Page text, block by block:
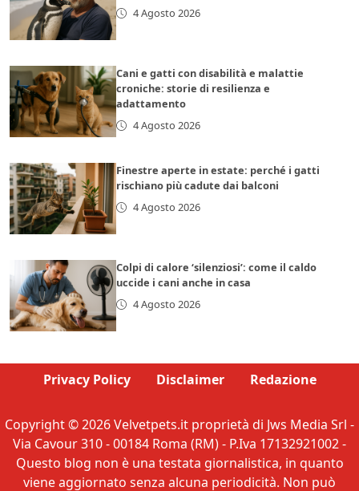
4 Agosto 2026
Cani e gatti con disabilità e malattie
croniche: storie di resilienza e
adattamento
4 Agosto 2026
Finestre aperte in estate: perché i gatti
rischiano più cadute dai balconi
4 Agosto 2026
Colpi di calore ‘silenziosi’: come il caldo
uccide i cani anche in casa
4 Agosto 2026
Privacy Policy Disclaimer Redazione
Copyright © 2026 Velvetpets.it proprietà di Jws Media Srl -
Via Cavour 310 - 00184 Roma (RM) - P.Iva 17132921002 -
Questo blog non è una testata giornalistica, in quanto
viene aggiornato senza alcuna periodicità. Non può